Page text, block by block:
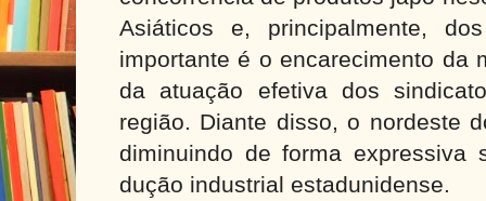
Asiáticos e, principalmente,
importante é o encarecimento da
da atuação efetiva dos
região. Diante disso, o nordeste
diminuindo de forma expressiva
dução industrial estadunidense.